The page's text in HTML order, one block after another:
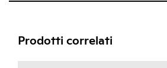
Prodotti correlati